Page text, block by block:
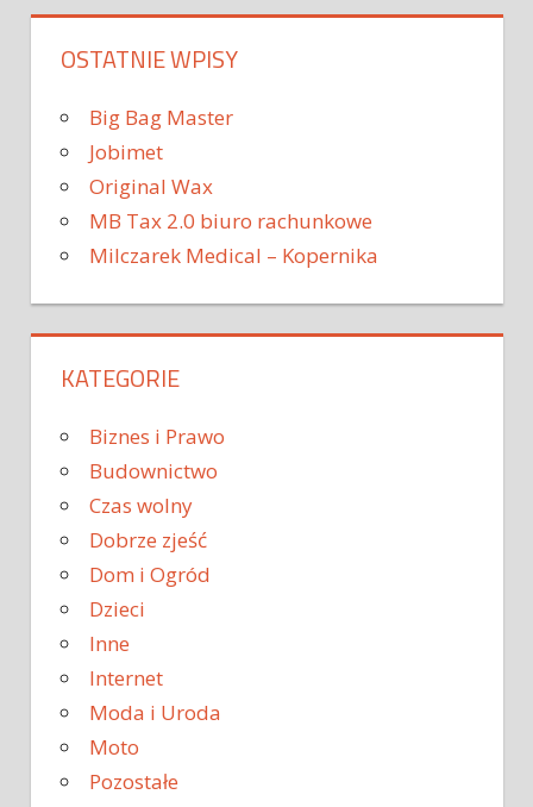
OSTATNIE WPISY
Big Bag Master
Jobimet
Original Wax
MB Tax 2.0 biuro rachunkowe
Milczarek Medical – Kopernika
KATEGORIE
Biznes i Prawo
Budownictwo
Czas wolny
Dobrze zjeść
Dom i Ogród
Dzieci
Inne
Internet
Moda i Uroda
Moto
Pozostałe